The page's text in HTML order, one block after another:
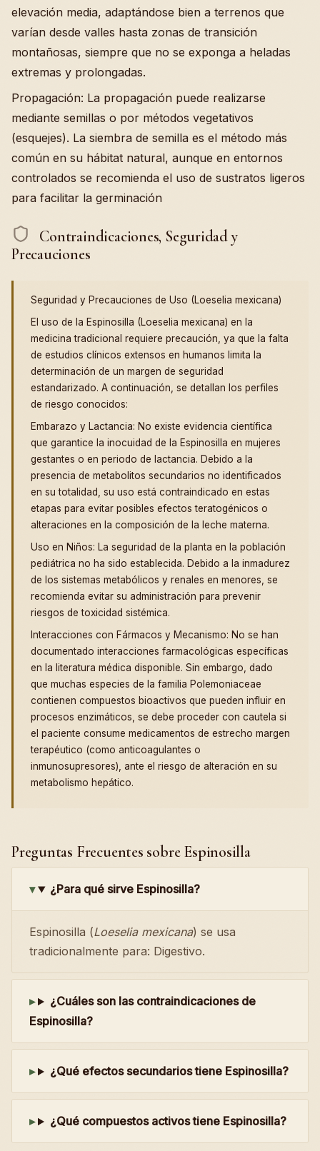
elevación media, adaptándose bien a terrenos que
varían desde valles hasta zonas de transición
montañosas, siempre que no se exponga a heladas
extremas y prolongadas.
Propagación: La propagación puede realizarse
mediante semillas o por métodos vegetativos
(esquejes). La siembra de semilla es el método más
común en su hábitat natural, aunque en entornos
controlados se recomienda el uso de sustratos ligeros
para facilitar la germinación
Contraindicaciones, Seguridad y
Precauciones
Seguridad y Precauciones de Uso (Loeselia mexicana)
El uso de la Espinosilla (Loeselia mexicana) en la
medicina tradicional requiere precaución, ya que la falta
de estudios clínicos extensos en humanos limita la
determinación de un margen de seguridad
estandarizado. A continuación, se detallan los perfiles
de riesgo conocidos:
Embarazo y Lactancia: No existe evidencia científica
que garantice la inocuidad de la Espinosilla en mujeres
gestantes o en periodo de lactancia. Debido a la
presencia de metabolitos secundarios no identificados
en su totalidad, su uso está contraindicado en estas
etapas para evitar posibles efectos teratogénicos o
alteraciones en la composición de la leche materna.
Uso en Niños: La seguridad de la planta en la población
pediátrica no ha sido establecida. Debido a la inmadurez
de los sistemas metabólicos y renales en menores, se
recomienda evitar su administración para prevenir
riesgos de toxicidad sistémica.
Interacciones con Fármacos y Mecanismo: No se han
documentado interacciones farmacológicas específicas
en la literatura médica disponible. Sin embargo, dado
que muchas especies de la familia Polemoniaceae
contienen compuestos bioactivos que pueden influir en
procesos enzimáticos, se debe proceder con cautela si
el paciente consume medicamentos de estrecho margen
terapéutico (como anticoagulantes o
inmunosupresores), ante el riesgo de alteración en su
metabolismo hepático.
Preguntas Frecuentes sobre Espinosilla
¿Para qué sirve Espinosilla?
Espinosilla (Loeselia mexicana) se usa
tradicionalmente para: Digestivo.
¿Cuáles son las contraindicaciones de
Espinosilla?
¿Qué efectos secundarios tiene Espinosilla?
¿Qué compuestos activos tiene Espinosilla?